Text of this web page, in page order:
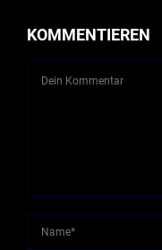
KOMMENTIEREN